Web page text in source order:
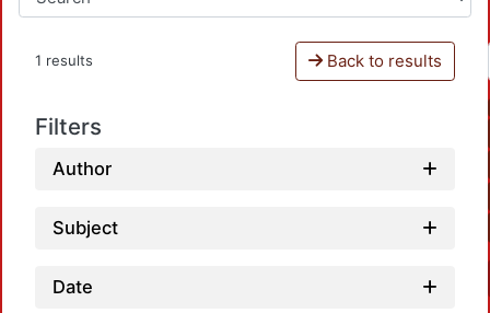
1 results Back to results
Filters
Author
Subject
Date